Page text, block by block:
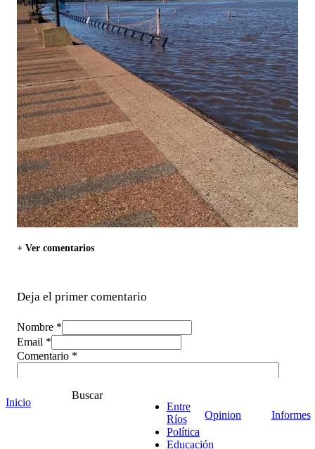
+ Ver comentarios
Deja el primer comentario
Nombre *
Email *
Comentario *
Inicio
Buscar
Entre
Ríos
Política
Educación
Opinion Informes